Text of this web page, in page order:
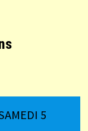
5